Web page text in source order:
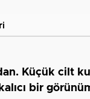
Küçük cilt
bir